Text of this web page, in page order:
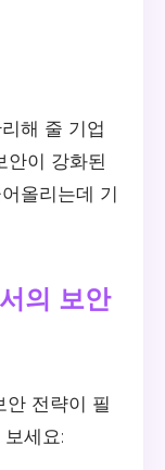
해 줄 기업
안이 강화된
올리는데 기
의 보안
안 전략이 필
세요: